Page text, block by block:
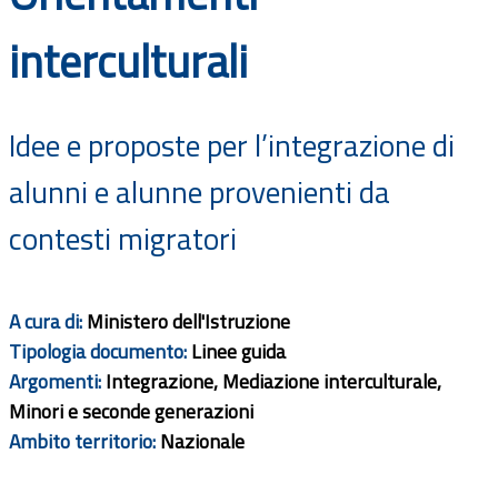
Documenti
Bandi
Guide
interculturali
Idee e proposte per l’integrazione di
alunni e alunne provenienti da
contesti migratori
A cura di:Ministero dell'Istruzione
Tipologia documento:Linee guida
Argomenti:Integrazione, Mediazione interculturale,
Minori e seconde generazioni
Ambito territorio:Nazionale